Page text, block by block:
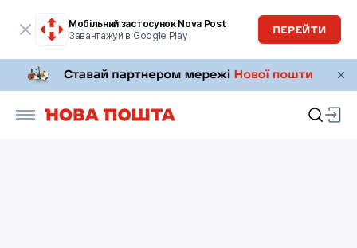
Мобільний застосунок Nova Post
Завантажуй в Google Play
ПЕРЕЙТИ